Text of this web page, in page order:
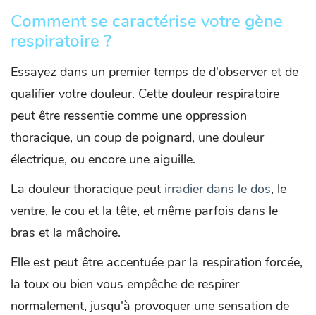
Comment se caractérise votre gène
respiratoire ?
Essayez dans un premier temps de d'observer et de
qualifier votre douleur. Cette douleur respiratoire
peut être ressentie comme une oppression
thoracique, un coup de poignard, une douleur
électrique, ou encore une aiguille.
La douleur thoracique peut irradier dans le dos, le
ventre, le cou et la tête, et même parfois dans le
bras et la mâchoire.
Elle est peut être accentuée par la respiration forcée,
la toux ou bien vous empêche de respirer
normalement, jusqu'à provoquer une sensation de